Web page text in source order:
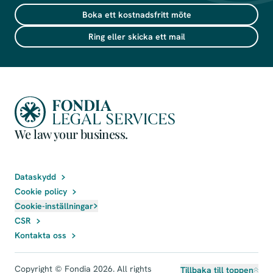
Boka ett kostnadsfritt möte
Ring eller skicka ett mail
We law your business.
Dataskydd
Cookie policy
Cookie-inställningar
CSR
Kontakta oss
Copyright © Fondia 2026. All rights Tillbaka till toppen